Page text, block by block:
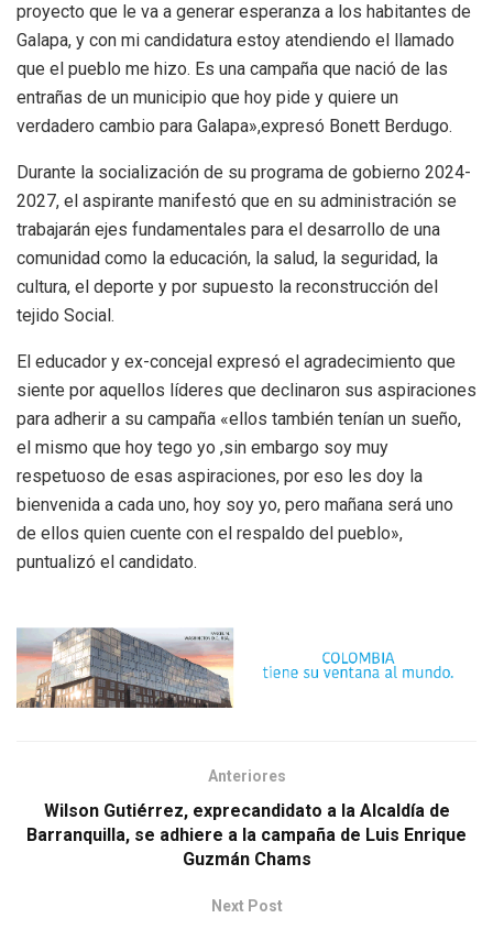
proyecto que le va a generar esperanza a los habitantes de
Galapa, y con mi candidatura estoy atendiendo el llamado
que el pueblo me hizo. Es una campaña que nació de las
entrañas de un municipio que hoy pide y quiere un
verdadero cambio para Galapa»,expresó Bonett Berdugo.
Durante la socialización de su programa de gobierno 2024-
2027, el aspirante manifestó que en su administración se
trabajarán ejes fundamentales para el desarrollo de una
comunidad como la educación, la salud, la seguridad, la
cultura, el deporte y por supuesto la reconstrucción del
tejido Social.
El educador y ex-concejal expresó el agradecimiento que
siente por aquellos líderes que declinaron sus aspiraciones
para adherir a su campaña «ellos también tenían un sueño,
el mismo que hoy tego yo ,sin embargo soy muy
respetuoso de esas aspiraciones, por eso les doy la
bienvenida a cada uno, hoy soy yo, pero mañana será uno
de ellos quien cuente con el respaldo del pueblo»,
puntualizó el candidato.
Anteriores
Wilson Gutiérrez, exprecandidato a la Alcaldía de
Barranquilla, se adhiere a la campaña de Luis Enrique
Guzmán Chams
Next Post